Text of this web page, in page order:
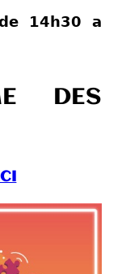
𝗱𝗲 𝟭𝟰𝗵𝟯𝟬 𝗮
DES